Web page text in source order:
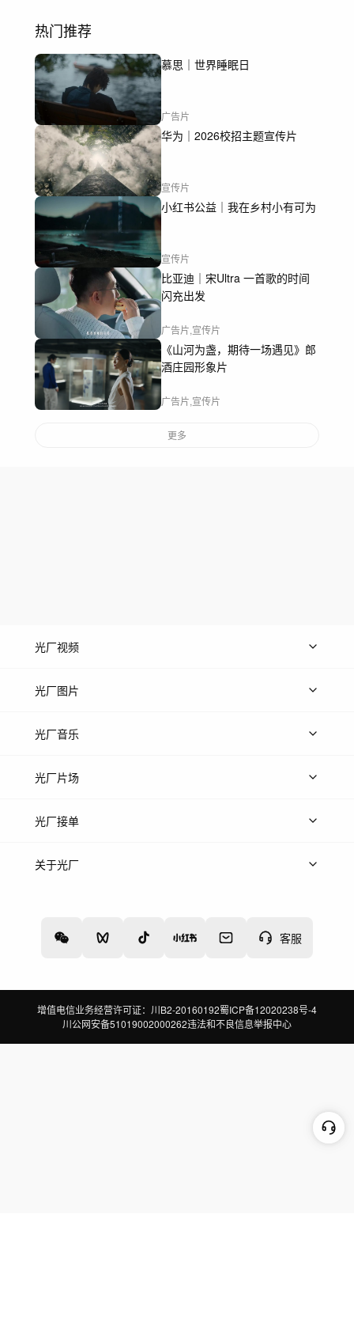
热门推荐
慕思｜世界睡眠日
广告片
华为｜2026校招主题宣传片
宣传片
小红书公益｜我在乡村小有可为
宣传片
比亚迪｜宋Ultra 一首歌的时间
闪充出发
广告片,宣传片
《山河为盏，期待一场遇见》郎
酒庄园形象片
广告片,宣传片
更多
客服
光厂视频
上传视频
光厂图片
上传图片
光厂音乐
热门音乐
光厂片场
上传案例
光厂接单
上架服务
关于光厂
增值电信业务经营许可证：川B2-20160192蜀ICP备12020238号-4
川公网安备51019002000262违法和不良信息举报中心